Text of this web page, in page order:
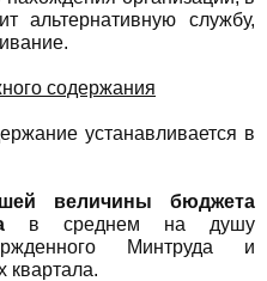
альтернативную службу,
содержания
устанавливается в
величины бюджета
в среднем на душу
Минтруда и
квартала.